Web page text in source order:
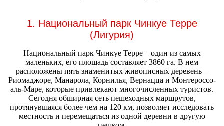
1. Национальный парк Чинкуе Терре
(Лигурия)
Национальный парк Чинкуе Терре – один из самых
маленьких, его площадь составляет 3860 га. В нем
расположены пять знаменитых живописных деревень –
Риомаджоре, Манарола, Корнилья, Вернацца и Монтероссо-
аль-Маре, которые привлекают многочисленных туристов.
Сегодня обширная сеть пешеходных маршрутов,
протянувшаяся более чем на 120 км, позволяет исследовать
местность и перемещаться из одной деревни в другую